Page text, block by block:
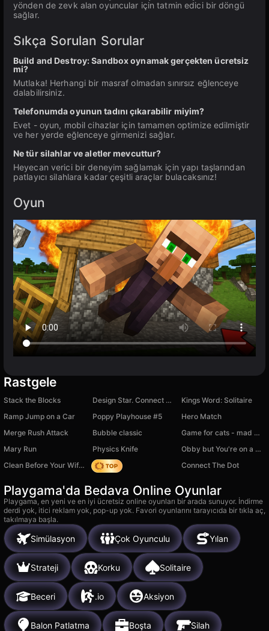
yönden de zevk alan oyuncular için tatmin edici bir döngü
sağlar.
Sıkça Sorulan Sorular
Build and Destroy: Sandbox oynamak gerçekten ücretsiz
mi?
Mutlaka! Herhangi bir masraf olmadan sınırsız eğlenceye
dalabilirsiniz.
Telefonumda oyunun tadını çıkarabilir miyim?
Evet - oyun, mobil cihazlar için tamamen optimize edilmiştir
ve her yerde eğlenceye girmenizi sağlar.
Ne tür silahlar ve aletler mevcuttur?
Heyecan verici bir deneyim sağlamak için yapı taşlarından
patlayıcı silahlara kadar çeşitli araçlar bulacaksınız!
Oyun
Rastgele
Stack the Blocks Design Star. Connect Merge
Kings Word: Solitaire
Ramp Jump on a Car
Poppy Playhouse #5
Hero Match
Merge Rush Attack
Bubble classic
Game for cats - mad mice
Mary Run
Physics Knife
Obby but You're on a Bike
Clean Before Your Wife Returns – Hidden Object
Origin Connect The Dot
Playgama'da Bedava Online Oyunlar
Playgama, en yeni ve en iyi ücretsiz online oyunları bir arada sunuyor. İndirme
derdi yok, itici reklam yok, pop-up yok. Favori oyunlarını tarayıcıda bir tıkla aç,
takılmaya başla.
Simülasyon Çok Oyunculu Yılan
Strateji Korku Solitaire
Beceri .io Aksiyon
Balon Patlatma Boşta Silah